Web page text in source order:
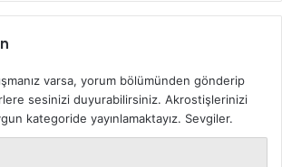
varsa, yorum bölümünden gönderip
sesinizi duyurabilirsiniz. Akrostişlerinizi
kategoride yayınlamaktayız. Sevgiler.